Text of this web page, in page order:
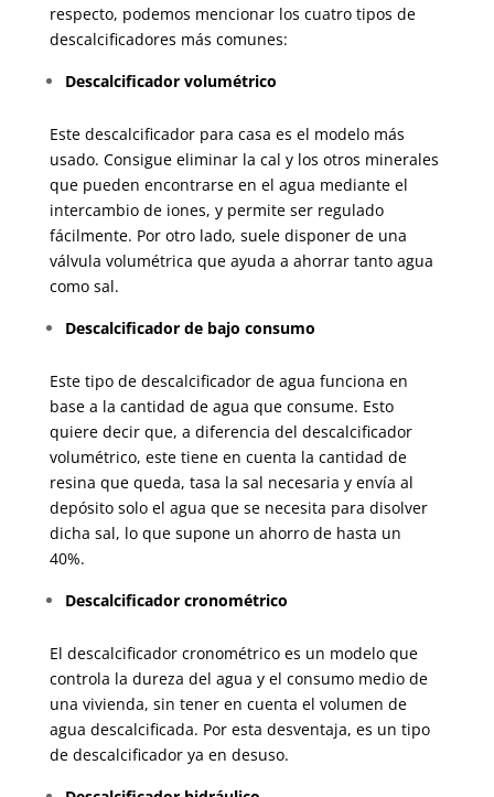
respecto, podemos mencionar los cuatro tipos de
descalcificadores más comunes:
Descalcificador volumétrico
Este descalcificador para casa es el modelo más
usado. Consigue eliminar la cal y los otros minerales
que pueden encontrarse en el agua mediante el
intercambio de iones, y permite ser regulado
fácilmente. Por otro lado, suele disponer de una
válvula volumétrica que ayuda a ahorrar tanto agua
como sal.
Descalcificador de bajo consumo
Este tipo de descalcificador de agua funciona en
base a la cantidad de agua que consume. Esto
quiere decir que, a diferencia del descalcificador
volumétrico, este tiene en cuenta la cantidad de
resina que queda, tasa la sal necesaria y envía al
depósito solo el agua que se necesita para disolver
dicha sal, lo que supone un ahorro de hasta un
40%.
Descalcificador cronométrico
El descalcificador cronométrico es un modelo que
controla la dureza del agua y el consumo medio de
una vivienda, sin tener en cuenta el volumen de
agua descalcificada. Por esta desventaja, es un tipo
de descalcificador ya en desuso.